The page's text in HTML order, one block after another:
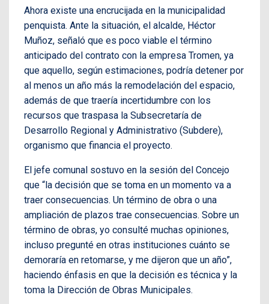
Ahora existe una encrucijada en la municipalidad
penquista. Ante la situación, el alcalde, Héctor
Muñoz, señaló que es poco viable el término
anticipado del contrato con la empresa Tromen, ya
que aquello, según estimaciones, podría detener por
al menos un año más la remodelación del espacio,
además de que traería incertidumbre con los
recursos que traspasa la Subsecretaría de
Desarrollo Regional y Administrativo (Subdere),
organismo que financia el proyecto.
El jefe comunal sostuvo en la sesión del Concejo
que “la decisión que se toma en un momento va a
traer consecuencias. Un término de obra o una
ampliación de plazos trae consecuencias. Sobre un
término de obras, yo consulté muchas opiniones,
incluso pregunté en otras instituciones cuánto se
demoraría en retomarse, y me dijeron que un año”,
haciendo énfasis en que la decisión es técnica y la
toma la Dirección de Obras Municipales.